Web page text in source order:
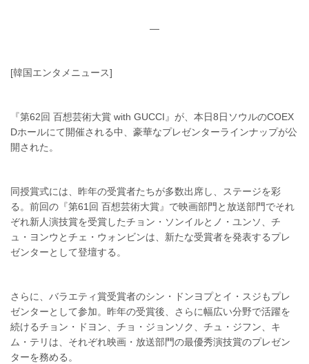
—
[韓国エンタメニュース]
『第62回 百想芸術大賞 with GUCCI』が、本日8日ソウルのCOEX
Dホールにて開催される中、豪華なプレゼンターラインナップが公
開された。
同授賞式には、昨年の受賞者たちが多数出席し、ステージを彩
る。前回の『第61回 百想芸術大賞』で映画部門と放送部門でそれ
ぞれ新人演技賞を受賞したチョン・ソンイルとノ・ユンソ、チ
ュ・ヨンウとチェ・ウォンビンは、新たな受賞者を発表するプレ
ゼンターとして登壇する。
さらに、バラエティ賞受賞者のシン・ドンヨプとイ・スジもプレ
ゼンターとして参加。昨年の受賞後、さらに幅広い分野で活躍を
続けるチョン・ドヨン、チョ・ジョンソク、チュ・ジフン、キ
ム・テリは、それぞれ映画・放送部門の最優秀演技賞のプレゼン
ターを務める。